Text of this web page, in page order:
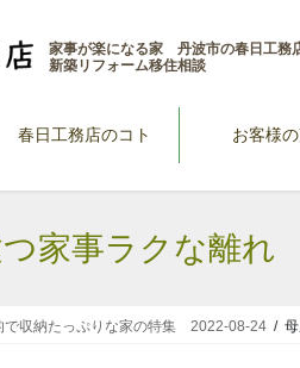
家事が楽になる家 丹波市の春日工務
新築リフォーム移住相談
春日工務店のコト お客様
家事ラクな離れ
で収納たっぷりな家の特集 2022-08-24